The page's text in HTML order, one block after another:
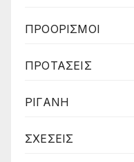
ΠΡΟΟΡΙΣΜΟΙ
ΠΡΟΤΑΣΕΙΣ
ΡΙΓΑΝΗ
ΣΧΕΣΕΙΣ